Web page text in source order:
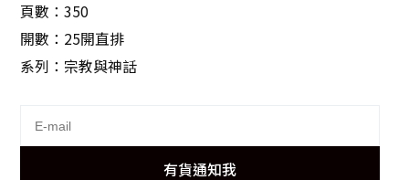
頁數：350
開數：25開直排
系列：宗教與神話
有貨通知我